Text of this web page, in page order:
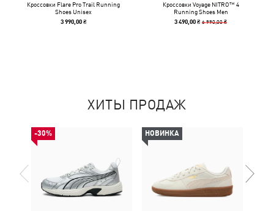
Кроссовки Flare Pro Trail Running
Shoes Unisex
3 990,00 ₴
Кроссовки Voyage NITRO™ 4
Running Shoes Men
3 490,00 ₴6 990,00 ₴
ХИТЫ ПРОДАЖ
-30% НОВИНКА